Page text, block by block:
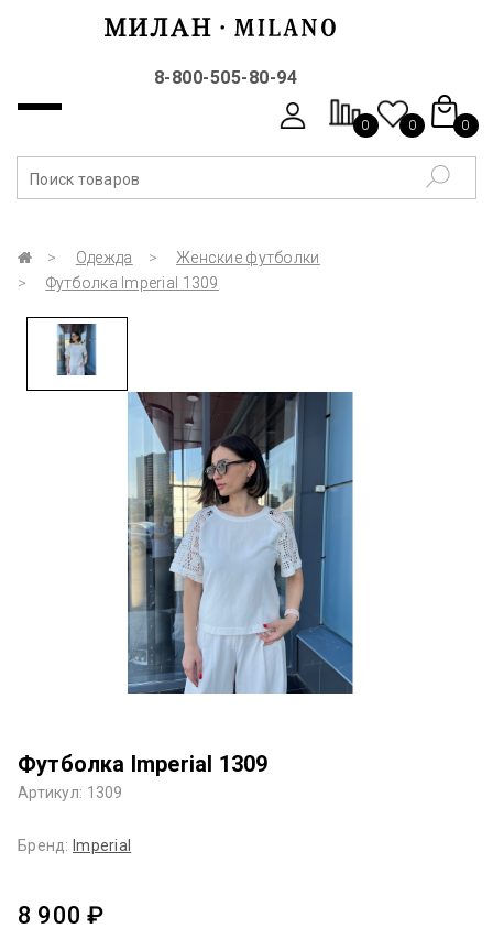
8-800-505-80-94
0 0 0
Одежда
Женские футболки
Футболка Imperial 1309
Футболка Imperial 1309
Артикул: 1309
Бренд: Imperial
8 900 ₽